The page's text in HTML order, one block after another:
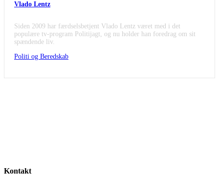
Vlado Lentz
Siden 2009 har færdselsbetjent Vlado Lentz været med i det
populære tv-program Politijagt, og nu holder han foredrag om sit
spændende liv.
Politi og Beredskab
Kontakt